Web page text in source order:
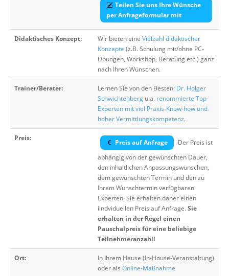
Teilen Sie uns Ihre Wünsche
per Anfrageformular mit
Didaktisches Konzept: Wir bieten eine Vielzahl didaktischer
Konzepte (z.B. Schulung mit/ohne PC-
Übungen, Workshop, Beratung etc.) ganz
nach Ihren Wünschen.
Trainer/Berater: Lernen Sie von den Besten: Dr. Holger
Schwichtenberg u.a. renommierte Top-
Experten mit viel Praxis-Know-how und
hoher Vermittlungskompetenz.
Preis:
Preis auf Anfrage
Der Preis ist
abhängig von der gewünschten Dauer,
den inhaltlichen Anpassungswünschen,
dem gewünschten Termin und den zu
Ihrem Wunschtermin verfügbaren
Experten. Sie erhalten daher einen
iindviduellen Preis auf Anfrage.Sie
erhalten in der Regel einen
Pauschalpreis für eine beliebige
Teilnehmeranzahl!
Ort:
In Ihrem Hause (In-House-Veranstaltung)
oder als Online-Maßnahme